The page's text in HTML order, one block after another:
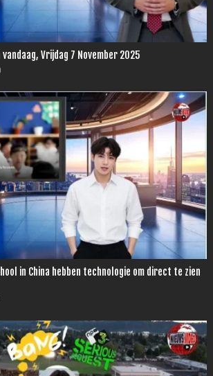
Vrijdag 7 November 2025
in China hebben technologie om direct te zien